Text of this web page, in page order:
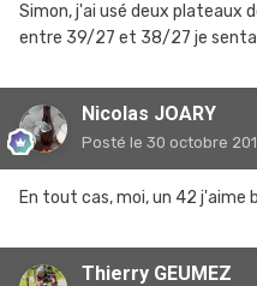
Simon, j'ai usé deux plateaux
entre 39/27 et 38/27 je
Nicolas JOARY
Posté le 30 octobre
En tout cas, moi, un 42 j'aime
Thierry GEUMEZ